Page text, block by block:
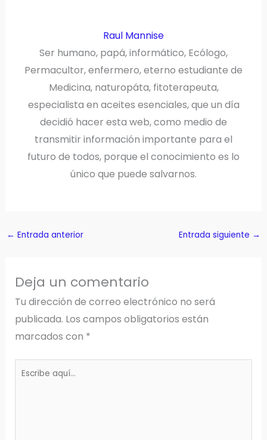
Raul Mannise
Ser humano, papá, informático, Ecólogo,
Permacultor, enfermero, eterno estudiante de
Medicina, naturopáta, fitoterapeuta,
especialista en aceites esenciales, que un día
decidió hacer esta web, como medio de
transmitir información importante para el
futuro de todos, porque el conocimiento es lo
único que puede salvarnos.
← Entrada anterior Entrada siguiente →
Deja un comentario
Tu dirección de correo electrónico no será
publicada. Los campos obligatorios están
marcados con *
Escribe